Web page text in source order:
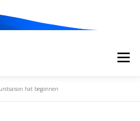
Menü
hat begonnen